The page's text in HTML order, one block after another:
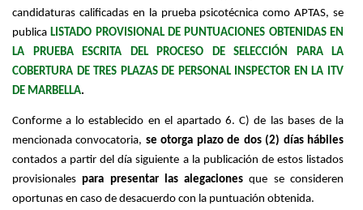
candidaturas calificadas en la prueba psicotécnica como APTAS, se
publicaLISTADO PROVISIONAL DE PUNTUACIONES OBTENIDAS EN
LA PRUEBA ESCRITA DEL PROCESO DE SELECCIÓN PARA LA
COBERTURA DE TRES PLAZAS DE PERSONAL INSPECTOR EN LA ITV
DE MARBELLA.
Conforme a lo establecido en el apartado 6. C) de las bases de la
mencionada convocatoria, se otorga plazo de dos (2) días hábiles
contados a partir del día siguiente a la publicación de estos listados
provisionalespara presentar las alegaciones que se consideren
oportunas en caso de desacuerdo con la puntuación obtenida.